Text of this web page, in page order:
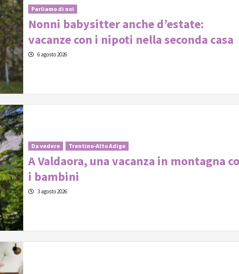
Parliamo di noi
Nonni babysitter anche d’estate:
vacanze con i nipoti nella seconda casa
6 agosto 2026
Da vedere Trentino-Alto Adige
A Valdaora, una vacanza in montagna
i bambini
3 agosto 2026